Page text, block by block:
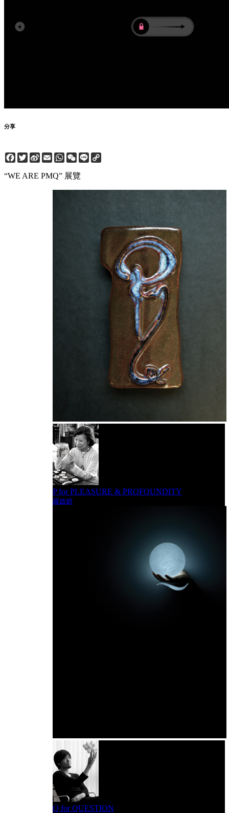
分享
Facebook
Twitter
Sina
Weibo
EmailWhatsApp
WeChat
Line
“WE ARE PMQ” 展覽
P for PLEASURE & PROFOUNDITY
羅啟妍
Q for QUESTION